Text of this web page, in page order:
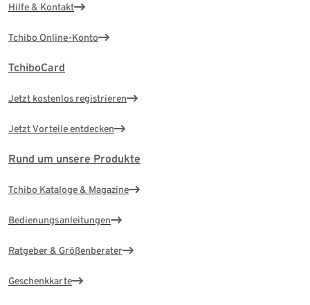
Hilfe & Kontakt
Tchibo Online-Konto
TchiboCard
Jetzt kostenlos registrieren
Jetzt Vorteile entdecken
Rund um unsere Produkte
Tchibo Kataloge & Magazine
Bedienungsanleitungen
Ratgeber & Größenberater
Geschenkkarte